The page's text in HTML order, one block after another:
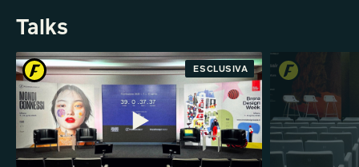
Talks
ANTEPRIMA
ESCLUSIVA